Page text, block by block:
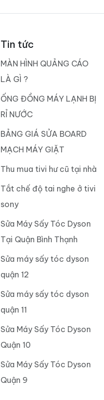
Tin tức
MÀN HÌNH QUẢNG CÁO
LÀ GÌ ?
ỐNG ĐỒNG MÁY LẠNH BỊ
RỈ NƯỚC
BẢNG GIÁ SỬA BOARD
MẠCH MÁY GIẶT
Thu mua tivi hư cũ tại nhà
Tắt chế độ tai nghe ở tivi
sony
Sửa Máy Sấy Tóc Dyson
Tại Quận Bình Thạnh
Sửa máy sấy tóc dyson
quận 12
Sửa máy sấy tóc dyson
quận 11
Sửa Máy Sấy Tóc Dyson
Quận 10
Sửa Máy Sấy Tóc Dyson
Quận 9